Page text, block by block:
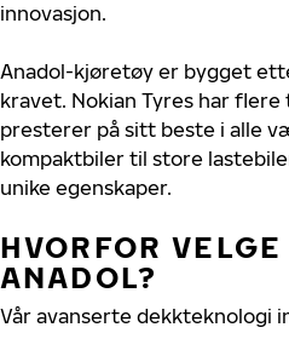
innovasjon.
Anadol-kjøretøy er bygget
kravet. Nokian Tyres har
presterer på sitt beste i alle
kompaktbiler til store
unike egenskaper.
HVORFOR
ANADOL?
Vår avanserte dekkteknologi